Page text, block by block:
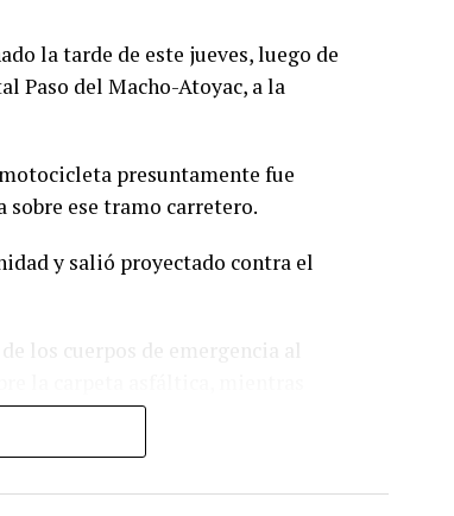
la tarde de este jueves, luego de
Paso del Macho-Atoyac, a la
presuntamente fue
ese tramo carretero.
y salió proyectado contra el
los cuerpos de emergencia al
percance.
urgencia a un hospital del